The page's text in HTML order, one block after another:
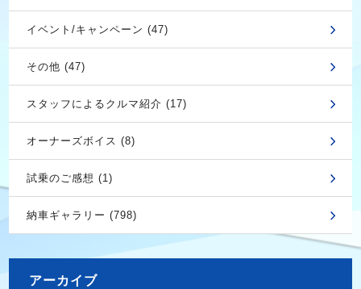
イベント/キャンペーン (47)
その他 (47)
スタッフによるクルマ紹介 (17)
オーナーズボイス (8)
試乗のご感想 (1)
納車ギャラリー (798)
アーカイブ